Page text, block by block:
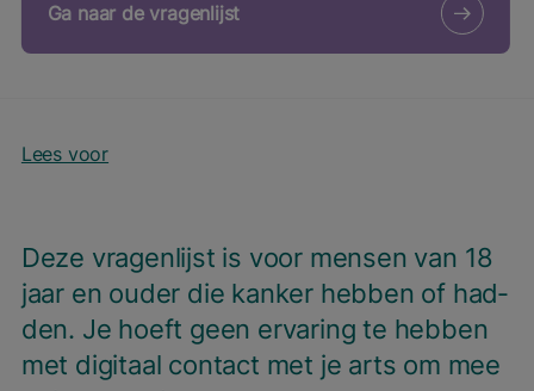
Ga naar de vragenlijst
Lees voor
Deze vra­gen­lijst is voor men­sen van 18
jaar en ouder die kan­ker heb­ben of had­
den. Je hoeft geen erva­ring te heb­ben
met digi­taal con­tact met je arts om mee